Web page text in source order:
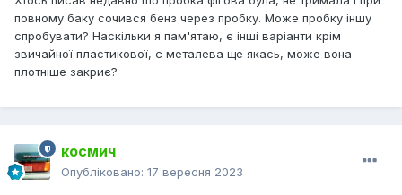
повному баку сочився бенз через пробку. Може пробку іншу
спробувати? Наскільки я пам'ятаю, є інші варіанти крім
звичайної пластикової, є металева ще якась, може вона
плотніше закриє?
космич
Опубліковано: 17 вересня 2023